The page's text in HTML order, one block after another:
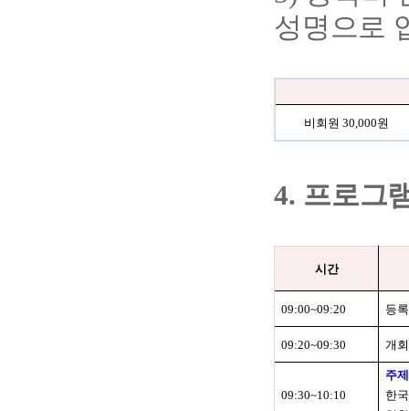
성명으로
비회원 30,000원
4. 프로그
시간
09:00~09:20 등록
09:20~09:30 개
09:30~10:10
주
한